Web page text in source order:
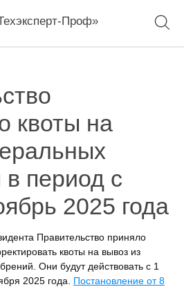
Проф»
квоты на
период с
2025 года
Правительство приняло
квоты на вывоз из
Они будут действовать с 1
2025 года. Постановление от 8